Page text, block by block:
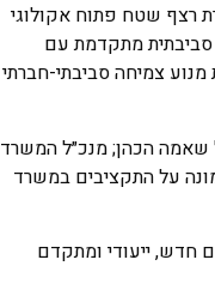
רצף שטח פתוח אקולוגי
סביבתית מתקדמת עם
צמיחה סביבתי-חברתי
שאמה הכהן; מנכ״ל המשרד
על התקציבים במשרד
חדש, ייעודי ומתקדם